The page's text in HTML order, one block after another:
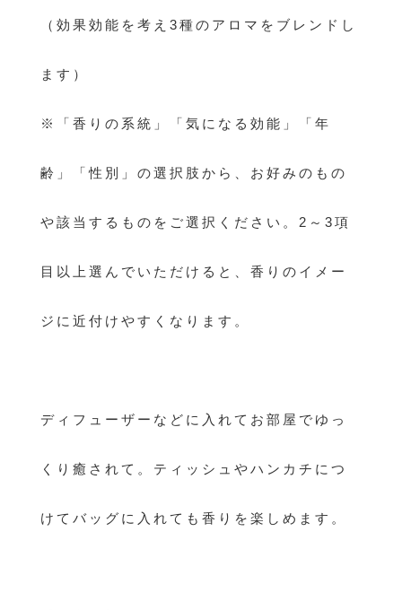
（効果効能を考え3種のアロマをブレンドし
ます）
※「香りの系統」「気になる効能」「年
齢」「性別」の選択肢から、お好みのもの
や該当するものをご選択ください。2～3項
目以上選んでいただけると、香りのイメー
ジに近付けやすくなります。
ディフューザーなどに入れてお部屋でゆっ
くり癒されて。ティッシュやハンカチにつ
けてバッグに入れても香りを楽しめます。